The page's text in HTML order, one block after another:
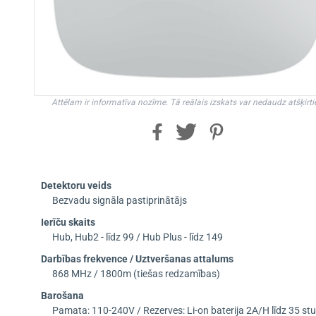
Attēlam ir informatīva nozīme. Tā reālais izskats var nedaudz
Detektoru veids
Bezvadu signāla pastiprinātājs
Ierīču skaits
Hub, Hub2 - līdz 99 / Hub Plus - līdz 149
Darbības frekvence / Uztveršanas attalums
868 MHz / 1800m (tiešas redzamības)
Barošana
Pamata: 110-240V / Rezerves: Li-on baterija 2A/H līdz 35